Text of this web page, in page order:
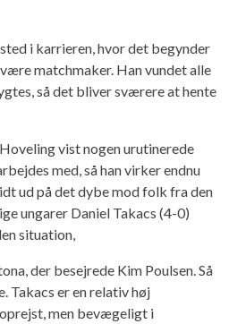
i karrieren, hvor det begynder
matchmaker. Han vundet alle
så det bliver sværere at hente
vist nogen urutinerede
med, så han virker endnu
ud på det dybe mod folk fra den
ungarer Daniel Takacs (4-0)
situation,
der besejrede Kim Poulsen. Så
Takacs er en relativ høj
men bevægeligt i